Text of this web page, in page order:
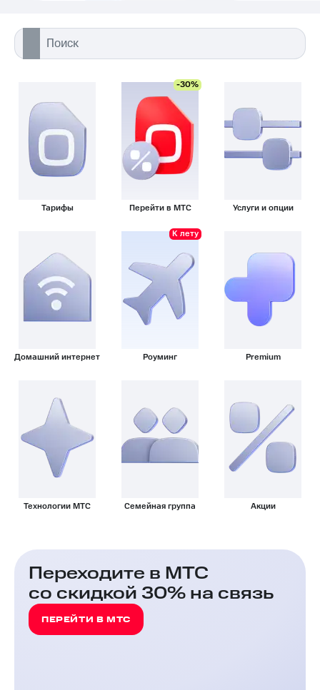
Тарифы
-30%
Перейти в МТС Услуги и опции
Домашний интернет
К лету
Роуминг Premium
Технологии МТС Семейная группа Акции
Переходите в МТС
со скидкой 30% на связь
ПЕРЕЙТИ В МТС